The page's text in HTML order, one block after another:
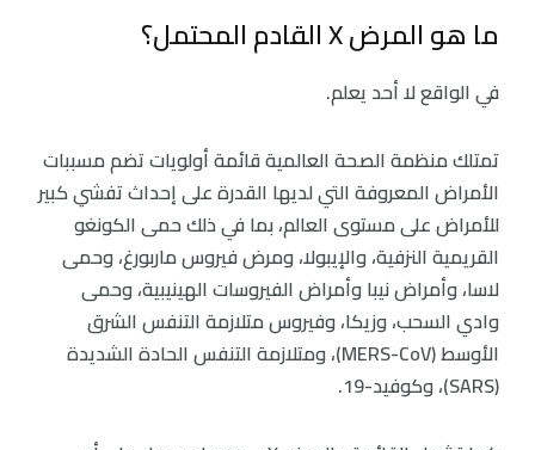
ما هو المرض X القادم المحتمل؟
في الواقع لا أحد يعلم.
تمتلك منظمة الصحة العالمية قائمة أولويات تضم مسببات
الأمراض المعروفة التي لديها القدرة على إحداث تفشي كبير
للأمراض على مستوى العالم، بما في ذلك حمى الكونغو
القريمية النزفية، والإيبولا، ومرض فيروس ماربورغ، وحمى
لاسا، وأمراض نيبا وأمراض الفيروسات الهينيبية، وحمى
وادي السحب، وزيكا، وفيروس متلازمة التنفس الشرق
الأوسط (MERS-CoV)، ومتلازمة التنفس الحادة الشديدة
(SARS)، وكوفيد-19.